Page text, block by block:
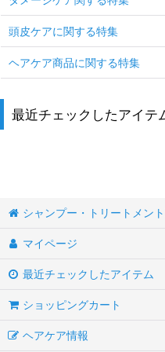
頭皮ケアに関する特集
ヘアケア商品に関する特集
最近チェックしたアイテ
シャンプー・トリートメン
マイページ
最近チェックしたアイテム
ショッピングカート
ヘアケア情報